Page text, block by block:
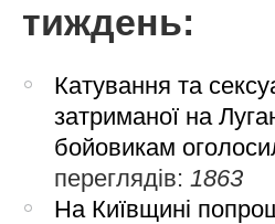
тиждень:
Катування та
затриманої на
бойовикам
переглядів: 1863
На Київщині